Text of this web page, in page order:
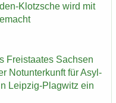
​Klotzsche wird mit
Frei­staa­tes Sach­sen
Not­un­ter­kunft für Asyl­
Leipzig-​Plagwitz ein